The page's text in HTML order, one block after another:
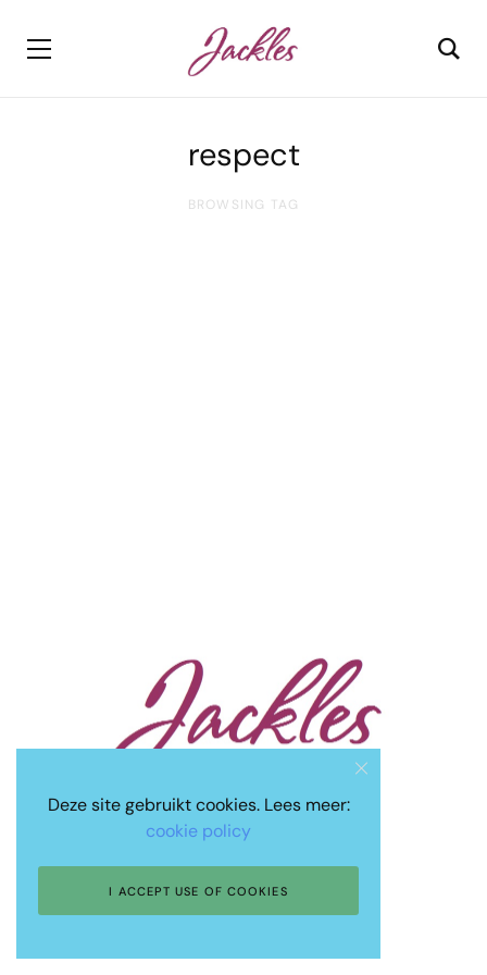
respect
BROWSING TAG
©Jackles.com
Deze site gebruikt cookies. Lees meer:
cookie policy
I ACCEPT USE OF COOKIES